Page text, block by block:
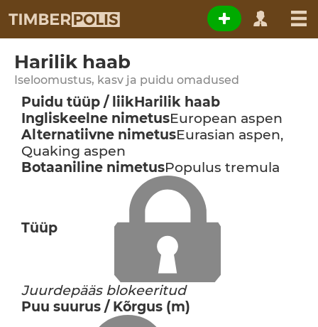
Harilik haab
Iseloomustus, kasv ja puidu omadused
Puidu tüüp / liikHarilik haab
Ingliskeelne nimetusEuropean aspen
Alternatiivne nimetusEurasian aspen,
Quaking aspen
Botaaniline nimetusPopulus tremula
Tüüp
Juurdepääs blokeeritud
Puu suurus / Kõrgus (m)